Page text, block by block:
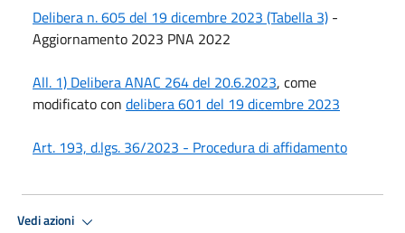
Delibera n. 605 del 19 dicembre 2023 (Tabella 3) -
Aggiornamento 2023 PNA 2022
All. 1) Delibera ANAC 264 del 20.6.2023, come
modificato con delibera 601 del 19 dicembre 2023
Art. 193, d.lgs. 36/2023 - Procedura di affidamento
Vedi azioni